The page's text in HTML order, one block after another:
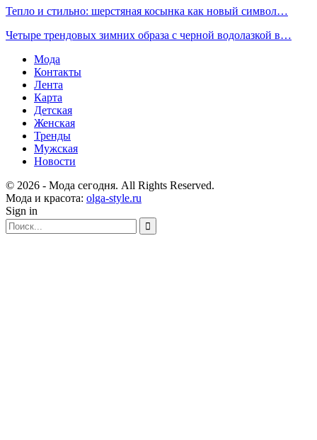
Тепло и стильно: шерстяная косынка как новый символ…
Четыре трендовых зимних образа с черной водолазкой в…
Мода
Контакты
Лента
Карта
Детская
Женская
Тренды
Мужская
Новости
© 2026 - Мода сегодня. All Rights Reserved.
Мода и красота: olga-style.ru
Sign in